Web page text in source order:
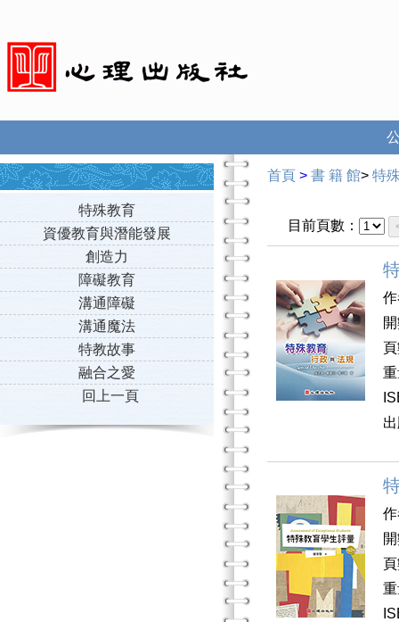
特殊教育
資優教育與潛能發展
創造力
障礙教育
溝通障礙
溝通魔法
特教故事
融合之愛
回上一頁
首頁 > 書 籍 館> 特
目前頁數：